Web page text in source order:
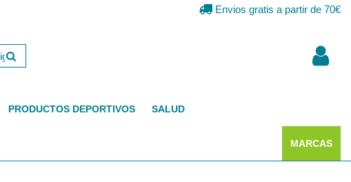
Envios gratis a partir de 70€
PRODUCTOS DEPORTIVOS SALUD
MARCAS